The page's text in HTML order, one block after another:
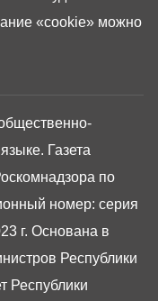
Газета
по
номер: серия
г. Основана в
Республики
Республики
«cookie» можно